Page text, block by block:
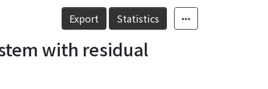
Export Statistics
with residual